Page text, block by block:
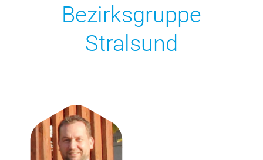
Bezirksgruppe
Stralsund